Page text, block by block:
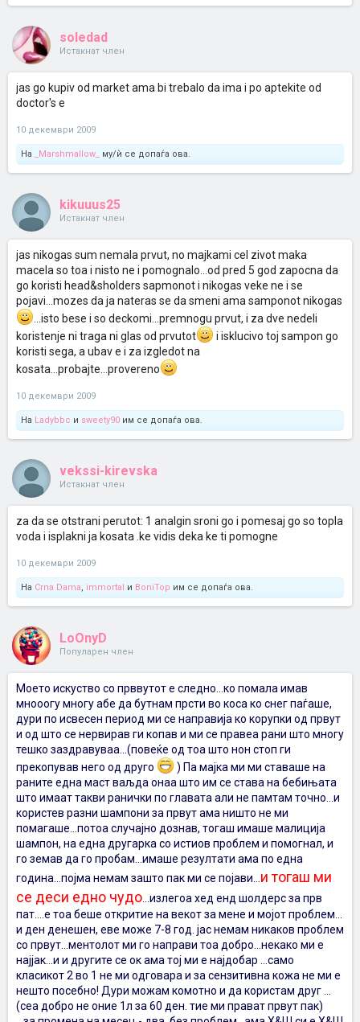
soledad
Истакнат член
jas go kupiv od market ama bi trebalo da ima i po aptekite od
doctor's e
10 декември 2009
На _Marshmallow_ му/ѝ се допаѓа ова.
kikuuus25
Истакнат член
jas nikogas sum nemala prvut, no majkami cel zivot maka
macela so toa i nisto ne i pomognalo...od pred 5 god zapocna da
go koristi head&sholders sapmonot i nikogas veke ne i se
pojavi...mozes da ja nateras se da smeni ama samponot nikogas
...isto bese i so deckomi...premnogu prvut, i za dve nedeli
koristenje ni traga ni glas od prvutot
i isklucivo toj sampon go
koristi sega, a ubav e i za izgledot na
kosata...probajte...provereno
10 декември 2009
На Ladybbc и sweety90 им се допаѓа ова.
vekssi-kirevska
Истакнат член
za da se otstrani perutot: 1 analgin sroni go i pomesaj go so topla
voda i isplakni ja kosata .ke vidis deka ke ti pomogne
10 декември 2009
На Crna Dama, immortal и BoniTop им се допаѓа ова.
LoOnyD
Популарен член
Моето искуство со прввутот е следно...ко помала имав
мнооогу многу абе да бутнам прсти во коса ко снег паѓаше,
дури по исвесен период ми се направија ко корупки од првут
и од што се нервирав ги копав и ми се правеа рани што многу
тешко заздравуваа...(повеќе од тоа што нон стоп ги
прекопував него од друго
) Па мајка ми ми ставаше на
раните една маст ваљда онаа што им се става на бебињата
што имаат такви ранички по главата али не памтам точно...и
користев разни шампони за првут ама ништо не ми
помагаше...потоа случајно дознав, тогаш имаше малиција
шампон, на една другарка со истиов проблем и помогнал, и
го земав да го пробам...имаше резултати ама по една
година...појма немам зашто пак ми се појави... и тогаш ми
се деси едно чудо ...излегоа хед енд шолдерс за прв
пат....е тоа беше откритие на векот за мене и мојот проблем...
и ден денешен, еве може 7-8 год. јас немам никаков проблем
со првут...ментолот ми го направи тоа добро...некако ми е
најјак...и и другите се ок ама тој ми е најдобар ...само
класикот 2 во 1 не ми одговара и за сензитивна кожа не ми е
нешто посебно! Дури можам комотно и да користам друг ...
(сеа добро не оние 1л за 60 ден. тие ми прават првут пак)